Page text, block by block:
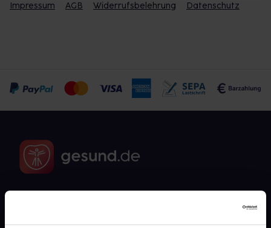
Impressum AGB Widerrufsbelehrung Datenschutz